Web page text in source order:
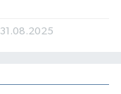
31.08.2025